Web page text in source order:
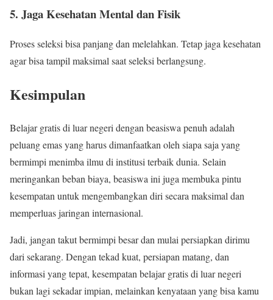
5. Jaga Kesehatan Mental dan Fisik
Proses seleksi bisa panjang dan melelahkan. Tetap jaga kesehatan
agar bisa tampil maksimal saat seleksi berlangsung.
Kesimpulan
Belajar gratis di luar negeri dengan beasiswa penuh adalah
peluang emas yang harus dimanfaatkan oleh siapa saja yang
bermimpi menimba ilmu di institusi terbaik dunia. Selain
meringankan beban biaya, beasiswa ini juga membuka pintu
kesempatan untuk mengembangkan diri secara maksimal dan
memperluas jaringan internasional.
Jadi, jangan takut bermimpi besar dan mulai persiapkan dirimu
dari sekarang. Dengan tekad kuat, persiapan matang, dan
informasi yang tepat, kesempatan belajar gratis di luar negeri
bukan lagi sekadar impian, melainkan kenyataan yang bisa kamu